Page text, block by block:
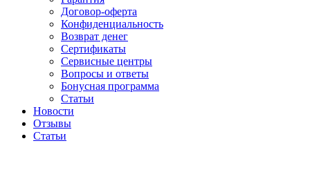
Договор-оферта
Конфиденциальность
Возврат денег
Сертификаты
Сервисные центры
Вопросы и ответы
Бонусная программа
Статьи
Новости
Отзывы
Статьи